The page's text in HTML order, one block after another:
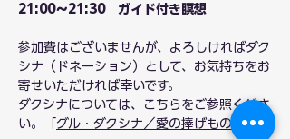
21:00〜21:30　ガイド付き瞑想
参加費はございませんが、よろしければダク
シナ（ドネーション）として、お気持ちをお
寄せいただければ幸いです。
ダクシナについては、こちらをご参照くださ
い。「 グル・ダクシナ／愛の捧げもの 」